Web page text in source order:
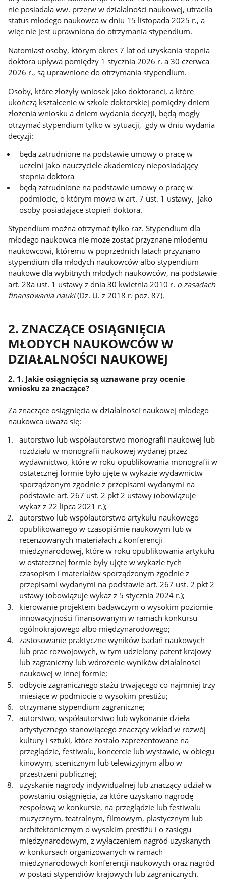
nie posiadała ww. przerw w działalności naukowej, utraciła
status młodego naukowca w dniu 15 listopada 2025 r., a
więc nie jest uprawniona do otrzymania stypendium.
Natomiast osoby, którym okres 7 lat od uzyskania stopnia
doktora upływa pomiędzy 1 stycznia 2026 r. a 30 czerwca
2026 r., są uprawnione do otrzymania stypendium.
Osoby, które złożyły wniosek jako doktoranci, a które
ukończą kształcenie w szkole doktorskiej pomiędzy dniem
złożenia wniosku a dniem wydania decyzji, będą mogły
otrzymać stypendium tylko w sytuacji, gdy w dniu wydania
decyzji:
będą zatrudnione na podstawie umowy o pracę w
uczelni jako nauczyciele akademiccy nieposiadający
stopnia doktora
będą zatrudnione na podstawie umowy o pracę w
podmiocie, o którym mowa w art. 7 ust. 1 ustawy, jako
osoby posiadające stopień doktora.
Stypendium można otrzymać tylko raz. Stypendium dla
młodego naukowca nie może zostać przyznane młodemu
naukowcowi, któremu w poprzednich latach przyznano
stypendium dla młodych naukowców albo stypendium
naukowe dla wybitnych młodych naukowców, na podstawie
art. 28a ust. 1 ustawy z dnia 30 kwietnia 2010 r. o zasadach
finansowania nauki(Dz. U. z 2018 r. poz. 87).
2. ZNACZĄCE OSIĄGNIĘCIA
MŁODYCH NAUKOWCÓW W
DZIAŁALNOŚCI NAUKOWEJ
2. 1. Jakie osiągnięcia są uznawane przy ocenie
wniosku za znaczące?
Za znaczące osiągnięcia w działalności naukowej młodego
naukowca uważa się:
autorstwo lub współautorstwo monografii naukowej lub
rozdziału w monografii naukowej wydanej przez
wydawnictwo, które w roku opublikowania monografii w
ostatecznej formie było ujęte w wykazie wydawnictw
sporządzonym zgodnie z przepisami wydanymi na
podstawie art. 267 ust. 2 pkt 2 ustawy (obowiązuje
wykaz z 22 lipca 2021 r.);
autorstwo lub współautorstwo artykułu naukowego
opublikowanego w czasopiśmie naukowym lub w
recenzowanych materiałach z konferencji
międzynarodowej, które w roku opublikowania artykułu
w ostatecznej formie były ujęte w wykazie tych
czasopism i materiałów sporządzonym zgodnie z
przepisami wydanymi na podstawie art. 267 ust. 2 pkt 2
ustawy (obowiązuje wykaz z 5 stycznia 2024 r.);
kierowanie projektem badawczym o wysokim poziomie
innowacyjności finansowanym w ramach konkursu
ogólnokrajowego albo międzynarodowego;
zastosowanie praktyczne wyników badań naukowych
lub prac rozwojowych, w tym udzielony patent krajowy
lub zagraniczny lub wdrożenie wyników działalności
naukowej w innej formie;
odbycie zagranicznego stażu trwającego co najmniej trzy
miesiące w podmiocie o wysokim prestiżu;
otrzymane stypendium zagraniczne;
autorstwo, współautorstwo lub wykonanie dzieła
artystycznego stanowiącego znaczący wkład w rozwój
kultury i sztuki, które zostało zaprezentowane na
przeglądzie, festiwalu, koncercie lub wystawie, w obiegu
kinowym, scenicznym lub telewizyjnym albo w
przestrzeni publicznej;
uzyskanie nagrody indywidualnej lub znaczący udział w
powstaniu osiągnięcia, za które uzyskano nagrodę
zespołową w konkursie, na przeglądzie lub festiwalu
muzycznym, teatralnym, filmowym, plastycznym lub
architektonicznym o wysokim prestiżu i o zasięgu
międzynarodowym, z wyłączeniem nagród uzyskanych
w konkursach organizowanych w ramach
międzynarodowych konferencji naukowych oraz nagród
w postaci stypendiów krajowych lub zagranicznych.